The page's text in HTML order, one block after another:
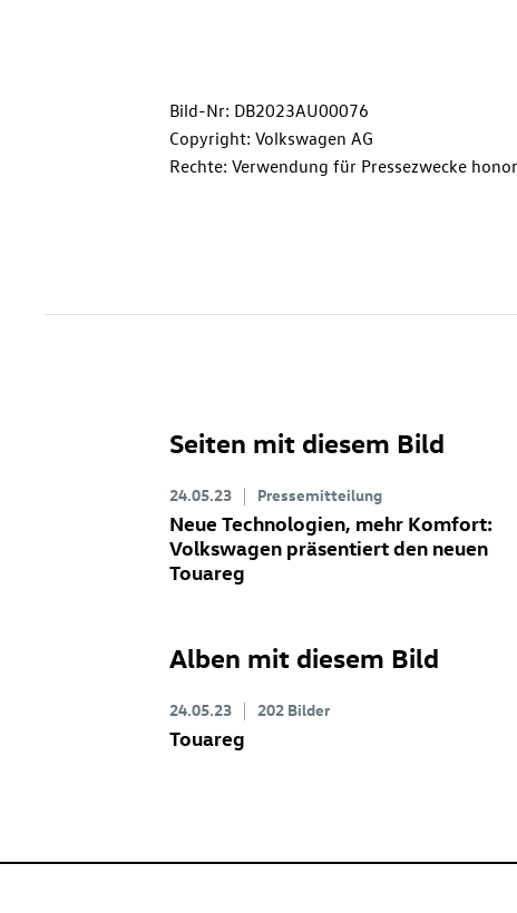
Bild-Nr: DB2023AU00076
Copyright: Volkswagen AG
Rechte: Verwendung für Pressezwecke
Seiten mit diesem Bild
24.05.23 Pressemitteilung
Neue Technologien, mehr Komfort:
Volkswagen präsentiert den neuen
Touareg
Alben mit diesem Bild
24.05.23 202 Bilder
Touareg